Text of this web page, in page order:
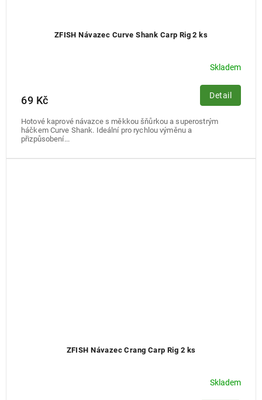
ZFISH Návazec Curve Shank Carp Rig 2 ks
Skladem
69 Kč Detail
Hotové kaprové návazce s měkkou šňůrkou a superostrým
háčkem Curve Shank. Ideální pro rychlou výměnu a
přizpůsobení...
ZFISH Návazec Crang Carp Rig 2 ks
Skladem